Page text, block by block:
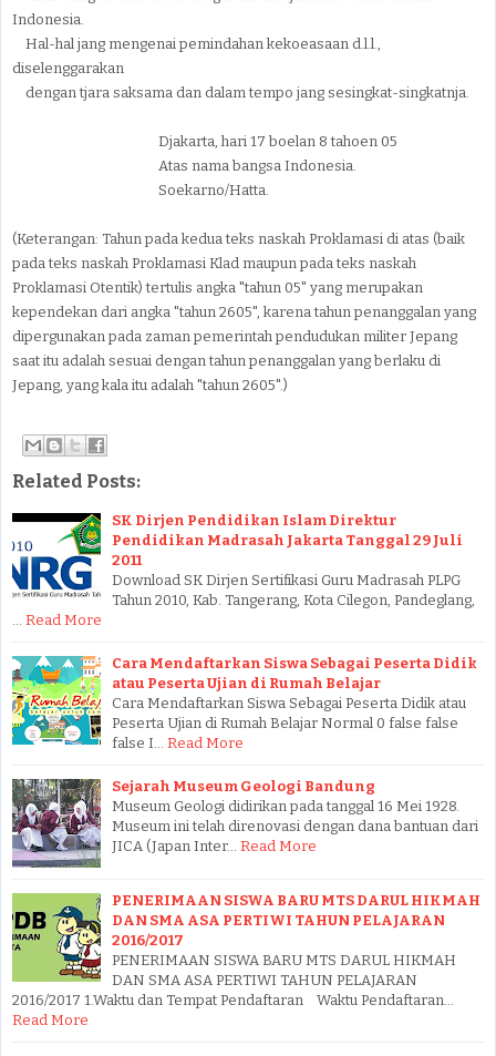
Indonesia.
Hal-hal jang mengenai pemindahan kekoeasaan d.l.l.,
diselenggarakan
dengan tjara saksama dan dalam tempo jang sesingkat-singkatnja.
Djakarta, hari 17 boelan 8 tahoen 05
Atas nama bangsa Indonesia.
Soekarno/Hatta.
(Keterangan: Tahun pada kedua teks naskah Proklamasi di atas (baik
pada teks naskah Proklamasi Klad maupun pada teks naskah
Proklamasi Otentik) tertulis angka "tahun 05" yang merupakan
kependekan dari angka "tahun 2605", karena tahun penanggalan yang
dipergunakan pada zaman pemerintah pendudukan militer Jepang
saat itu adalah sesuai dengan tahun penanggalan yang berlaku di
Jepang, yang kala itu adalah "tahun 2605".)
Related Posts:
SK Dirjen Pendidikan Islam Direktur
Pendidikan Madrasah Jakarta Tanggal 29 Juli
2011
Download SK Dirjen Sertifikasi Guru Madrasah PLPG
Tahun 2010, Kab. Tangerang, Kota Cilegon, Pandeglang,
… Read More
Cara Mendaftarkan Siswa Sebagai Peserta Didik
atau Peserta Ujian di Rumah Belajar
Cara Mendaftarkan Siswa Sebagai Peserta Didik atau
Peserta Ujian di Rumah Belajar Normal 0 false false
false I… Read More
Sejarah Museum Geologi Bandung
Museum Geologi didirikan pada tanggal 16 Mei 1928.
Museum ini telah direnovasi dengan dana bantuan dari
JICA (Japan Inter… Read More
PENERIMAAN SISWA BARU MTS DARUL HIKMAH
DAN SMA ASA PERTIWI TAHUN PELAJARAN
2016/2017
PENERIMAAN SISWA BARU MTS DARUL HIKMAH
DAN SMA ASA PERTIWI TAHUN PELAJARAN
2016/2017 1.Waktu dan Tempat Pendaftaran Waktu Pendaftaran…
Read More